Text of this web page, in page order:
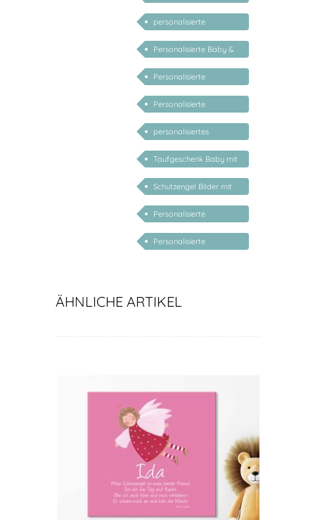
Geschenk zur Taufe
personalisierte
Geschenke zur Geburt
Taufe
Personalisierte Baby &
Kind Geschenke
Personalisierte
Geschenke für Kinder
Personalisierte
Geschenke für Kinder 1
Jahr
personalisiertes
Schutzengelbild
Taufgeschenk Baby mit
Namen
Schutzengel Bilder mit
Gedichten
Personalisierte
Schutzengel zur Taufe
für Junge
Personalisierte
ÄHNLICHE ARTIKEL